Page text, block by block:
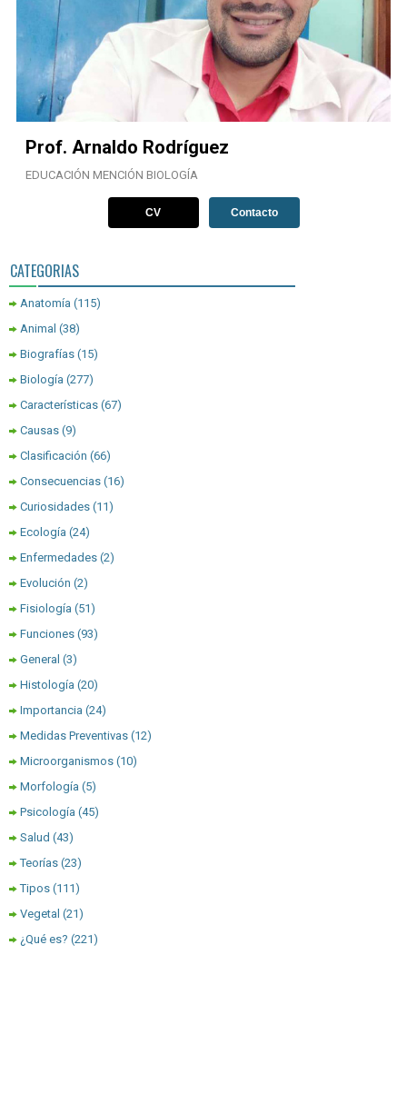
Prof. Arnaldo Rodríguez
EDUCACIÓN MENCIÓN BIOLOGÍA
CV Contacto
CATEGORIAS
Anatomía (115)
Animal (38)
Biografías (15)
Biología (277)
Características (67)
Causas (9)
Clasificación (66)
Consecuencias (16)
Curiosidades (11)
Ecología (24)
Enfermedades (2)
Evolución (2)
Fisiología (51)
Funciones (93)
General (3)
Histología (20)
Importancia (24)
Medidas Preventivas (12)
Microorganismos (10)
Morfología (5)
Psicología (45)
Salud (43)
Teorías (23)
Tipos (111)
Vegetal (21)
¿Qué es? (221)